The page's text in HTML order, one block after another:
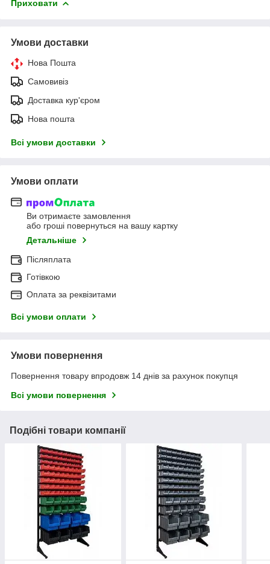
Приховати
Умови доставки
Нова Пошта
Самовивіз
Доставка кур'єром
Нова пошта
Всі умови доставки
Умови оплати
Ви отримаєте замовлення
або гроші повернуться на вашу картку
Детальніше
Післяплата
Готівкою
Оплата за реквізитами
Всі умови оплати
Умови повернення
Повернення товару впродовж 14 днів за рахунок покупця
Всі умови повернення
Подібні товари компанії